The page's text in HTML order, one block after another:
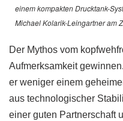
einem kompakten Drucktank-
Michael Kolarik-Leingartner am
Der Mythos vom
Aufmerksamkeit
er weniger einem
aus technologischer
einer guten Partnerschaft